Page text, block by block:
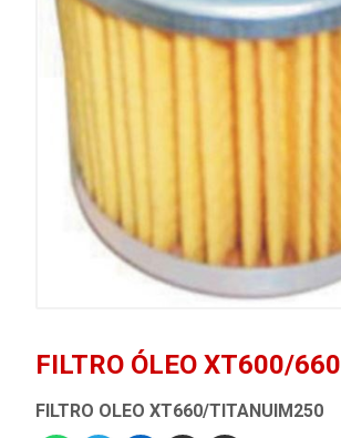
FILTRO ÓLEO XT600/660
FILTRO OLEO XT660/TITANUIM250